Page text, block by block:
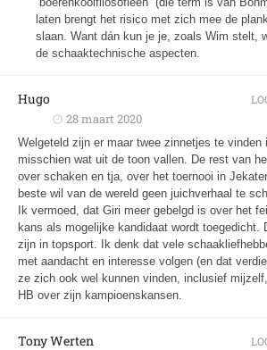
laten brengt het risico met zich mee de
slaan. Want dán kun je je, zoals Wim stelt,
de schaaktechnische aspecten.
Hugo
28 maart 2020
Welgeteld zijn er maar twee zinnetjes te vinden
misschien wat uit de toon vallen. De rest van
over schaken en tja, over het toernooi in
beste wil van de wereld geen juichverhaal te
Ik vermoed, dat Giri meer gebelgd is over het
kans als mogelijke kandidaat wordt toegedicht.
zijn in topsport. Ik denk dat vele
met aandacht en interesse volgen (en dat
ze zich ook wel kunnen vinden, inclusief
HB over zijn kampioenskansen.
Tony Werten